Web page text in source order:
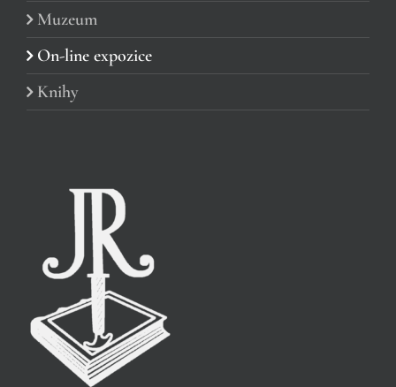
Muzeum
On-line expozice
Knihy